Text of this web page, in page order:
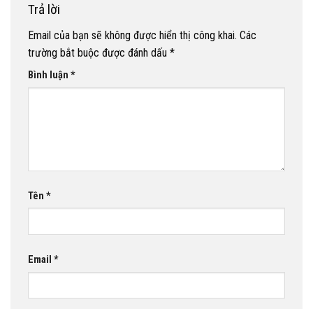
Trả lời
Email của bạn sẽ không được hiển thị công khai. Các
trường bắt buộc được đánh dấu *
Bình luận *
Tên *
Email *